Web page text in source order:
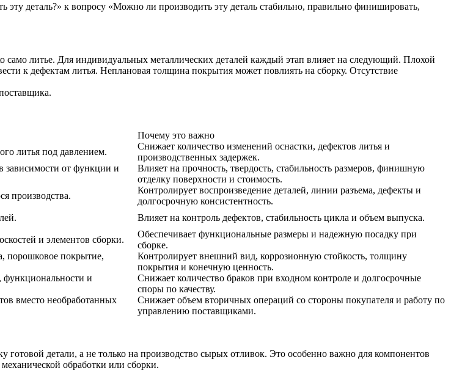
деталь?» к вопросу «Можно ли производить эту деталь стабильно, правильно финишировать,
литье. Для индивидуальных металлических деталей каждый этап влияет на следующий. Плохой
к дефектам литья. Неплановая толщина покрытия может повлиять на сборку. Отсутствие
Почему это важно
литья под давлением.
Снижает количество изменений оснастки, дефектов литья и
производственных задержек.
зависимости от функции и
Влияет на прочность, твердость, стабильность размеров, финишную
отделку поверхности и стоимость.
производства.
Контролирует воспроизведение деталей, линии разъема, дефекты и
долгосрочную консистентность.
Влияет на контроль дефектов, стабильность цикла и объем выпуска.
и элементов сборки.
Обеспечивает функциональные размеры и надежную посадку при
сборке.
порошковое покрытие,
Контролирует внешний вид, коррозионную стойкость, толщину
покрытия и конечную ценность.
функциональности и
Снижает количество браков при входном контроле и долгосрочные
споры по качеству.
вместо необработанных
Снижает объем вторичных операций со стороны покупателя и работу по
управлению поставщиками.
детали, а не только на производство сырых отливок. Это особенно важно для компонентов
обработки или сборки.